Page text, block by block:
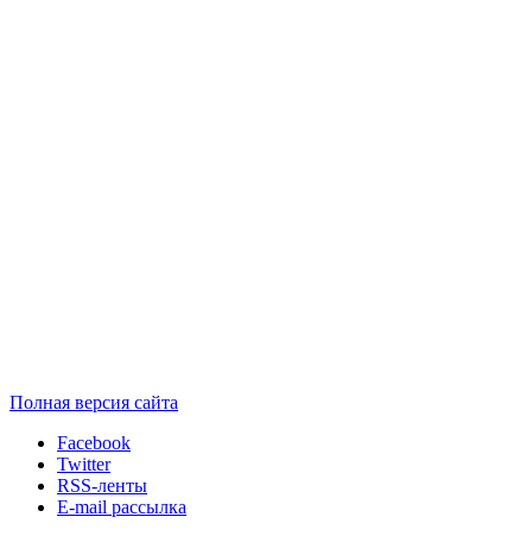
Полная версия сайта
Facebook
Twitter
RSS-ленты
E-mail рассылка